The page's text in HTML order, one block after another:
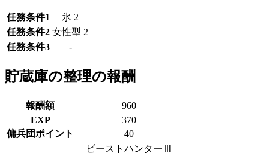
任務条件1
氷 2
任務条件2 女性型 2
任務条件3
-
貯蔵庫の整理の報酬
報酬額
960
EXP
370
傭兵団ポイント
40
ビーストハンターⅢ